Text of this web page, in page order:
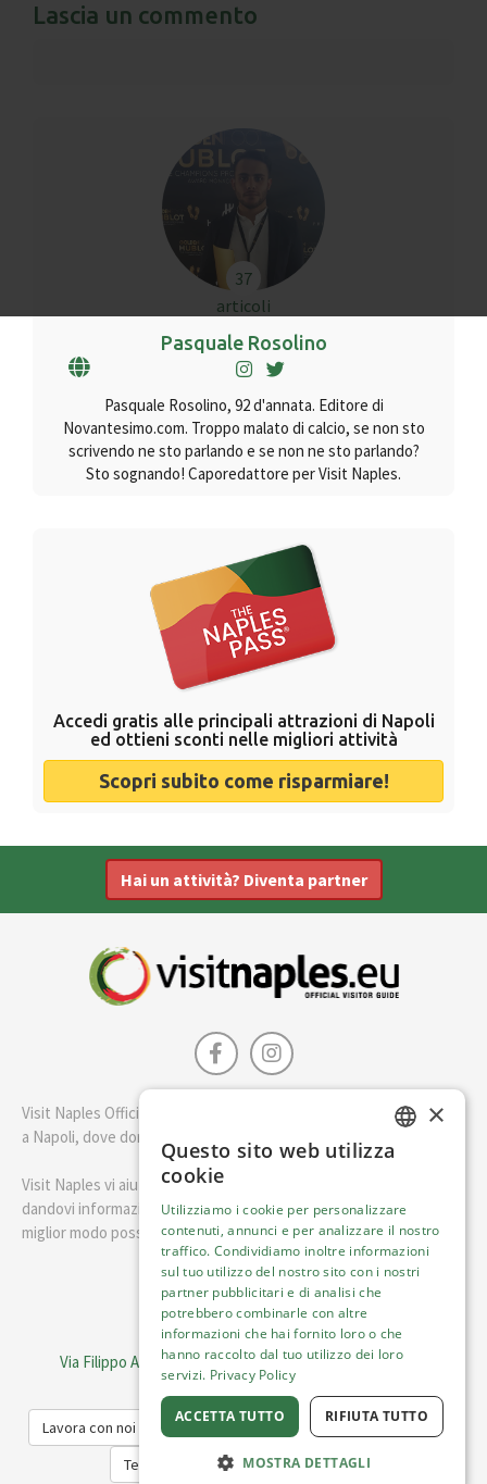
Lascia un commento
37
articoli
Pasquale Rosolino
Pasquale Rosolino, 92 d'annata. Editore di
Novantesimo.com. Troppo malato di calcio, se non sto
scrivendo ne sto parlando e se non ne sto parlando?
Sto sognando! Caporedattore per Visit Naples.
Accedi gratis alle principali attrazioni di Napoli
ed ottieni sconti nelle migliori attività
Scopri subito come risparmiare!
Hai un attività? Diventa partner
Visit Naples Official è la guida della città di Napoli. Scopri cosa fare
a Napoli, dove dormire e i migliori posti dove mangiare.
Visit Naples vi aiuterà a pianificare il vostro viaggio a Napoli
dandovi informazioni utili e consigli su come visitare Napoli nel
miglior modo possibile.
Italiano
Visit Italy Srl
Via Filippo Argelati, 10, 20143 Milano | P.IVA 08368951219
Capitale Sociale 50.000€
Lavora con noi Cookie Policy
Informativa sulla privacy
Termini del Servizio
Trasparenza
×
Questo sito web utilizza
cookie
Utilizziamo i cookie per personalizzare
contenuti, annunci e per analizzare il nostro
traffico. Condividiamo inoltre informazioni
sul tuo utilizzo del nostro sito con i nostri
partner pubblicitari e di analisi che
potrebbero combinarle con altre
informazioni che hai fornito loro o che
hanno raccolto dal tuo utilizzo dei loro
servizi. Privacy Policy
ACCETTA TUTTO RIFIUTA TUTTO
MOSTRA DETTAGLI